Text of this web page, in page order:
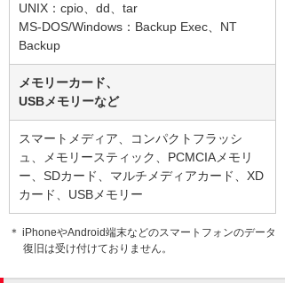
UNIX：cpio、dd、tar
MS-DOS/Windows：Backup Exec、NT
Backup
メモリーカード、
USBメモリーなど
スマートメディア、コンパクトフラッシ
ュ、メモリースティック、PCMCIAメモリ
ー、SDカード、マルチメディアカード、XD
カード、USBメモリー
＊ iPhoneやAndroid端末などのスマートフォンのデータ
復旧は受け付けておりません。